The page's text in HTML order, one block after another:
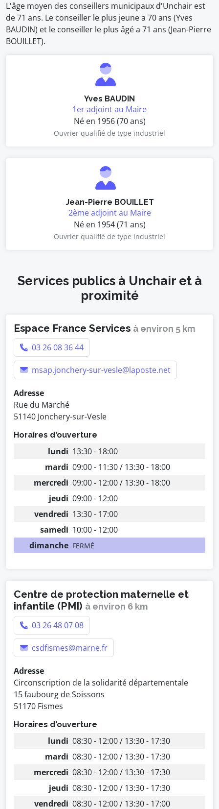
L'âge moyen des conseillers municipaux d'Unchair est
de 71 ans. Le conseiller le plus jeune a 70 ans (Yves
BAUDIN) et le conseiller le plus âgé a 71 ans (Jean-Pierre
BOUILLET).
Yves BAUDIN
1er adjoint au Maire
Né en 1956 (70 ans)
Ouvrier qualifié de type industriel
Jean-Pierre BOUILLET
2ème adjoint au Maire
Né en 1954 (71 ans)
Ouvrier qualifié de type industriel
Services publics à Unchair et à
proximité
Espace France Services à environ 5 km
03 26 08 36 44
msap.jonchery-sur-vesle@laposte.net
Adresse
Rue du Marché
51140 Jonchery-sur-Vesle
Horaires d'ouverture
lundi 13:30 - 18:00
mardi 09:00 - 11:30 / 13:30 - 18:00
mercredi 09:00 - 12:00 / 13:30 - 18:00
jeudi 09:00 - 12:00
vendredi 13:30 - 17:00
samedi 10:00 - 12:00
dimanche FERMÉ
Centre de protection maternelle et
infantile (PMI) à environ 6 km
03 26 48 07 08
csdfismes@marne.fr
Adresse
Circonscription de la solidarité départementale
15 faubourg de Soissons
51170 Fismes
Horaires d'ouverture
lundi 08:30 - 12:00 / 13:30 - 17:30
mardi 08:30 - 12:00 / 13:30 - 17:30
mercredi 08:30 - 12:00 / 13:30 - 17:30
jeudi 08:30 - 12:00 / 13:30 - 17:30
vendredi 08:30 - 12:00 / 13:30 - 17:00